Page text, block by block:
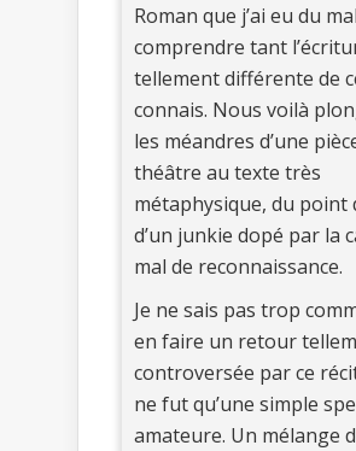
Roman que j’ai eu du
comprendre tant
tellement différente de
connais. Nous voilà
les méandres d’une
théâtre au texte très
métaphysique, du point
d’un junkie dopé par la
mal de reconnaissance.
Je ne sais pas trop
en faire un retour
controversée par ce
ne fut qu’une simple
amateure. Un mélange